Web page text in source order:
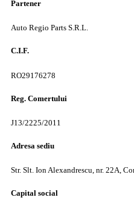
Partener
Auto Regio Parts S.R.L.
C.I.F.
RO29176278
Reg. Comertului
J13/2225/2011
Adresa sediu
Str. Slt. Ion Alexandrescu, nr. 22A,
Capital social